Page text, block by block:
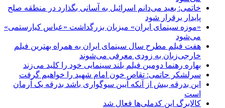
خاتمی: بعید می‌دانم اسرائیل به آسانی بگذارد در منطقه صلح
پایدار برقرار شود
«موزه سینمای ایران» میزبان بزرگداشت «عباس کیارستمی»
می‌شود
هفت فیلم مطرح سال سینمای ایران به همراه بهترین فیلم
خارجی‌زبان به زودی معرفی می‌شوند
بهاره رهنما دومین فیلم بلند سینمایی خود را کلید می‌زند
سرلشکر حاتمی: تقاص خون امام شهید را خواهیم گرفت
این بدرقه بیش از آنکه آیین سوگواری باشد بدرقه یک آرمان
است
کالابرگ این کدملی‌ها فعال شد